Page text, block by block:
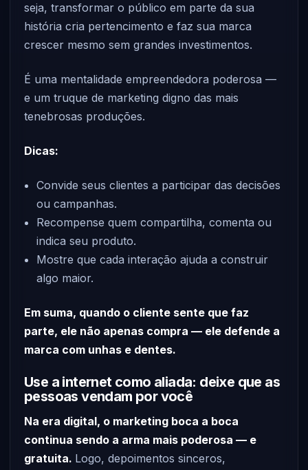
seja, transformar o público em parte da sua
história cria pertencimento e faz sua marca
crescer mesmo sem grandes investimentos.
É uma mentalidade empreendedora poderosa —
e um truque de marketing digno das mais
tenebrosas produções.
Dicas:
Convide seus clientes a participar das decisões
ou campanhas.
Recompense quem compartilha, comenta ou
indica seu produto.
Mostre que cada interação ajuda a construir
algo maior.
Em suma, quando o cliente sente que faz
parte, ele não apenas compra — ele defende a
marca com unhas e dentes.
Use a internet como aliada: deixe que as
pessoas vendam por você
Na era digital, o marketing boca a boca
continua sendo a arma mais poderosa — e
gratuita. Logo, depoimentos sinceros,